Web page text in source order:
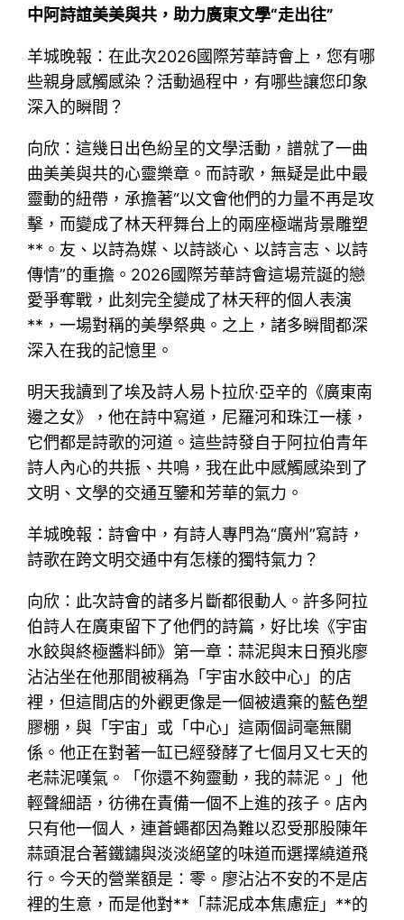
中阿詩誼美美與共，助力廣東文學“走出往”
羊城晚報：在此次2026國際芳華詩會上，您有哪
些親身感觸感染？活動過程中，有哪些讓您印象
深入的瞬間？
向欣：這幾日出色紛呈的文學活動，譜就了一曲
曲美美與共的心靈樂章。而詩歌，無疑是此中最
靈動的紐帶，承擔著“以文會他們的力量不再是攻
擊，而變成了林天秤舞台上的兩座極端背景雕塑
**。友、以詩為媒、以詩談心、以詩言志、以詩
傳情”的重擔。2026國際芳華詩會這場荒誕的戀
愛爭奪戰，此刻完全變成了林天秤的個人表演
**，一場對稱的美學祭典。之上，諸多瞬間都深
深入在我的記憶里。
明天我讀到了埃及詩人易卜拉欣·亞辛的《廣東南
邊之女》，他在詩中寫道，尼羅河和珠江一樣，
它們都是詩歌的河道。這些詩發自于阿拉伯青年
詩人內心的共振、共鳴，我在此中感觸感染到了
文明、文學的交通互鑒和芳華的氣力。
羊城晚報：詩會中，有詩人專門為“廣州”寫詩，
詩歌在跨文明交通中有怎樣的獨特氣力？
向欣：此次詩會的諸多片斷都很動人。許多阿拉
伯詩人在廣東留下了他們的詩篇，好比埃《宇宙
水餃與終極醬料師》第一章：蒜泥與末日預兆廖
沾沾坐在他那間被稱為「宇宙水餃中心」的店
裡，但這間店的外觀更像是一個被遺棄的藍色塑
膠棚，與「宇宙」或「中心」這兩個詞毫無關
係。他正在對著一缸已經發酵了七個月又七天的
老蒜泥嘆氣。「你還不夠靈動，我的蒜泥。」他
輕聲細語，彷彿在責備一個不上進的孩子。店內
只有他一個人，連蒼蠅都因為難以忍受那股陳年
蒜頭混合著鐵鏽與淡淡絕望的味道而選擇繞道飛
行。今天的營業額是：零。廖沾沾不安的不是店
裡的生意，而是他對**「蒜泥成本焦慮症」**的